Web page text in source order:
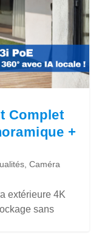
Complet
+
,Caméra
extérieure 4K
sans